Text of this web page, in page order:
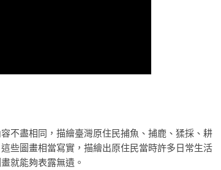
不盡相同，描繪臺灣原住民捕魚、捕鹿、猱採、耕
些圖畫相當寫實，描繪出原住民當時許多日常生活
就能夠表露無遺。